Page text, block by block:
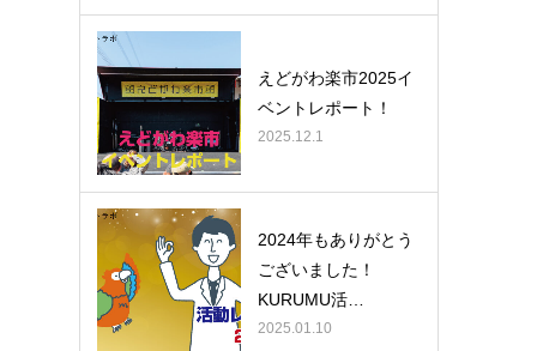
えどがわ楽市2025イ
ベントレポート！
2025.12.1
2024年もありがとう
ございました！
KURUMU活…
2025.01.10